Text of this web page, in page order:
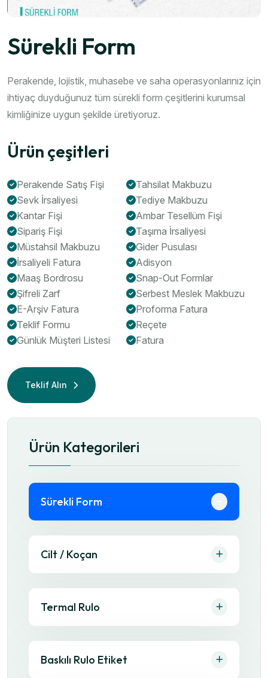
Ürün Kategorileri
Sürekli Form
Cilt / Koçan
Termal Rulo
Baskılı Rulo Etiket
Sürekli Form
Perakende, lojistik, muhasebe ve saha operasyonlarınız için
ihtiyaç duyduğunuz tüm sürekli form çeşitlerini kurumsal
kimliğinize uygun şekilde üretiyoruz.
Ürün çeşitleri
Perakende Satış Fişi
Tahsilat Makbuzu
Sevk İrsaliyesi
Tediye Makbuzu
Kantar Fişi
Ambar Tesellüm Fişi
Sipariş Fişi
Taşıma İrsaliyesi
Müstahsil Makbuzu
Gider Pusulası
İrsaliyeli Fatura
Adisyon
Maaş Bordrosu
Snap-Out Formlar
Şifreli Zarf
Serbest Meslek Makbuzu
E-Arşiv Fatura
Proforma Fatura
Teklif Formu
Reçete
Günlük Müşteri Listesi
Fatura
Teklif Alın